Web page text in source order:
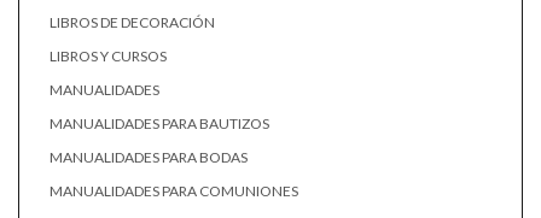
LIBROS DE DECORACIÓN
LIBROS Y CURSOS
MANUALIDADES
MANUALIDADES PARA BAUTIZOS
MANUALIDADES PARA BODAS
MANUALIDADES PARA COMUNIONES